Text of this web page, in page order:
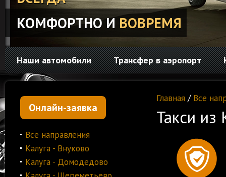
КОМФОРТНО ИВОВРЕМЯ
Наши автомобили Трансфер в аэропорт
Онлайн-заявка
Все направления
Калуга - Внуково
Калуга - Домодедово
Главная / Все
Такси из